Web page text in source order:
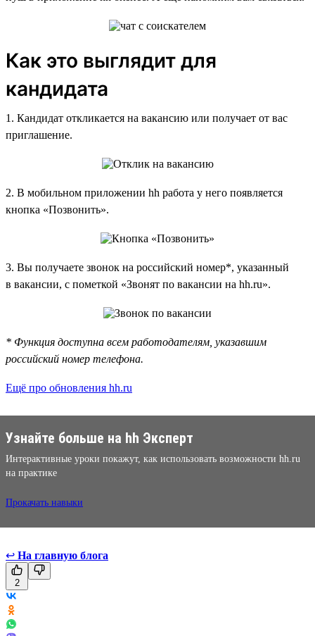
Как это выглядит для
кандидата
1. Кандидат откликается на вакансию или получает от вас
приглашение.
2. В мобильном приложении hh работа у него появляется
кнопка «Позвонить».
3. Вы получаете звонок на российский номер*, указанный
в вакансии, с пометкой «Звонят по вакансии на hh.ru».
* Функция доступна всем работодателям, указавшим
российский номер телефона.
Ещё про обновления hh.ru
Узнайте больше на hh Эксперт
Интерактивные уроки покажут, как использовать возможности hh.ru
на практике
Прокачать навыки
↩ На главную блога
2